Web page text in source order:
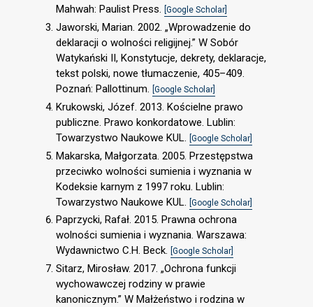
Mahwah: Paulist Press. [Google Scholar]
Jaworski, Marian. 2002. „Wprowadzenie do
deklaracji o wolności religijnej.” W Sobór
Watykański II, Konstytucje, dekrety, deklaracje,
tekst polski, nowe tłumaczenie, 405–409.
Poznań: Pallottinum. [Google Scholar]
Krukowski, Józef. 2013. Kościelne prawo
publiczne. Prawo konkordatowe. Lublin:
Towarzystwo Naukowe KUL. [Google Scholar]
Makarska, Małgorzata. 2005. Przestępstwa
przeciwko wolności sumienia i wyznania w
Kodeksie karnym z 1997 roku. Lublin:
Towarzystwo Naukowe KUL.
[Google Scholar]
Paprzycki, Rafał. 2015. Prawna ochrona
wolności sumienia i wyznania. Warszawa:
Wydawnictwo C.H. Beck. [Google Scholar]
Sitarz, Mirosław. 2017. „Ochrona funkcji
wychowawczej rodziny w prawie
kanonicznym.” W Małżeństwo i rodzina w